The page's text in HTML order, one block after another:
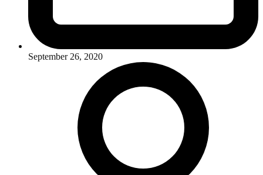
September 26, 2020